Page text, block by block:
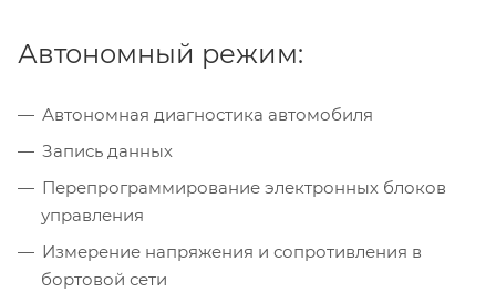
Автономный режим:
Автономная диагностика автомобиля
Запись данных
Перепрограммирование электронных блоков
управления
Измерение напряжения и сопротивления в
бортовой сети